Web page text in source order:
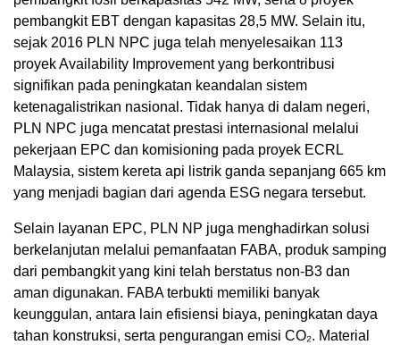
pembangkit EBT dengan kapasitas 28,5 MW. Selain itu,
sejak 2016 PLN NPC juga telah menyelesaikan 113
proyek Availability Improvement yang berkontribusi
signifikan pada peningkatan keandalan sistem
ketenagalistrikan nasional. Tidak hanya di dalam negeri,
PLN NPC juga mencatat prestasi internasional melalui
pekerjaan EPC dan komisioning pada proyek ECRL
Malaysia, sistem kereta api listrik ganda sepanjang 665 km
yang menjadi bagian dari agenda ESG negara tersebut.
Selain layanan EPC, PLN NP juga menghadirkan solusi
berkelanjutan melalui pemanfaatan FABA, produk samping
dari pembangkit yang kini telah berstatus non-B3 dan
aman digunakan. FABA terbukti memiliki banyak
keunggulan, antara lain efisiensi biaya, peningkatan daya
tahan konstruksi, serta pengurangan emisi CO₂. Material